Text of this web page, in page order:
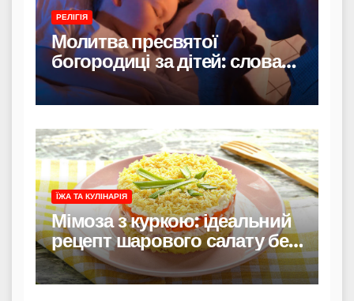
РЕЛІГІЯ
Молитва пресвятої
богородиці за дітей: слова
захисту і материнського
тепла
ЇЖА ТА КУЛІНАРІЯ
Мімоза з куркою: ідеальний
рецепт шарового салату без
риби